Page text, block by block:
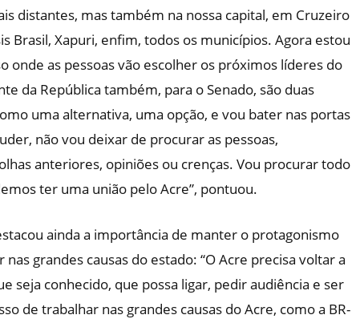
distantes, mas também na nossa capital, em Cruzeiro
Brasil, Xapuri, enfim, todos os municípios. Agora estou
onde as pessoas vão escolher os próximos líderes do
da República também, para o Senado, são duas
uma alternativa, uma opção, e vou bater nas portas
não vou deixar de procurar as pessoas,
anteriores, opiniões ou crenças. Vou procurar todo
ter uma união pelo Acre”, pontuou.
ainda a importância de manter o protagonismo
grandes causas do estado: “O Acre precisa voltar a
seja conhecido, que possa ligar, pedir audiência e ser
de trabalhar nas grandes causas do Acre, como a BR-